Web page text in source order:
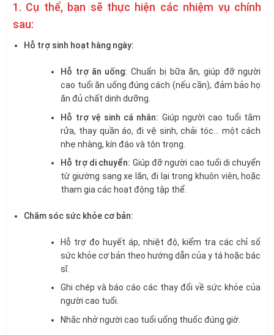
1. Cụ thể, bạn sẽ thực hiện các nhiệm vụ chính
sau:
Hỗ trợ sinh hoạt hàng ngày:
Hỗ trợ ăn uống: Chuẩn bị bữa ăn, giúp đỡ người
cao tuổi ăn uống đúng cách (nếu cần), đảm bảo họ
ăn đủ chất dinh dưỡng.
Hỗ trợ vệ sinh cá nhân: Giúp người cao tuổi tắm
rửa, thay quần áo, đi vệ sinh, chải tóc… một cách
nhẹ nhàng, kín đáo và tôn trọng.
Hỗ trợ di chuyển: Giúp đỡ người cao tuổi di chuyển
từ giường sang xe lăn, đi lại trong khuôn viên, hoặc
tham gia các hoạt động tập thể.
Chăm sóc sức khỏe cơ bản:
Hỗ trợ đo huyết áp, nhiệt độ, kiểm tra các chỉ số
sức khỏe cơ bản theo hướng dẫn của y tá hoặc bác
sĩ.
Ghi chép và báo cáo các thay đổi về sức khỏe của
người cao tuổi.
Nhắc nhở người cao tuổi uống thuốc đúng giờ.